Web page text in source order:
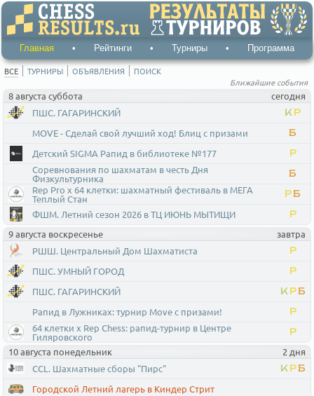
Главная • Рейтинги • Турниры • Программа
ВСЕ ТУРНИРЫ ОБЪЯВЛЕНИЯ
ПОИСК
Ближайшие события
8 августа суббота
сегодня
ПШС. ГАГАРИНСКИЙ
КР
MOVE - Сделай свой лучший ход! Блиц с призами Б
Детский SIGMA Рапид в библиотеке №177 Р
Соревнования по шахматам в честь Дня
Физкультурника Б
Rep Pro x 64 клетки: шахматный фестиваль в МЕГА
Теплый Стан РБ
ФШМ. Летний сезон 2026 в ТЦ ИЮНЬ МЫТИЩИ Р
9 августа воскресенье
завтра
РШШ. Центральный Дом Шахматиста
Р
ПШС. УМНЫЙ ГОРОД Р
ПШС. ГАГАРИНСКИЙ К РБ
Рапид в Лужниках: турнир Move с призами! Р
64 клетки x Rep Chess: рапид-турнир в Центре
Гиляровского Р
10 августа понедельник
2 дня
CCL. Шахматные сборы "Пирс"
К РБ
Городской Летний лагерь в Киндер Стрит